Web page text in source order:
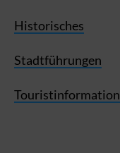
Historisches
Stadtführungen
Touristinformation